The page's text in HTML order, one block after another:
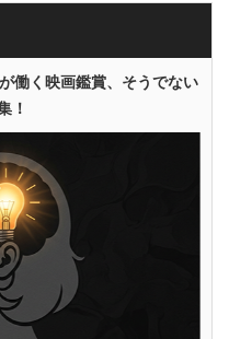
働く映画鑑賞、そうでない
！